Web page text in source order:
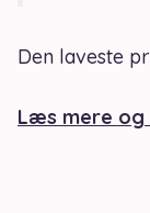
Den laveste
Læs mere og